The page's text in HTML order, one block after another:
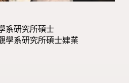
系研究所碩士
學系研究所碩士肄業